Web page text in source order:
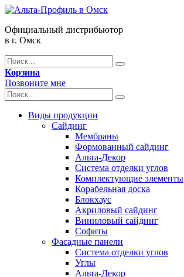
Официальный дистрибьютор
в г. Омск
Корзина
Позвоните мне
Виды продукции
Сайдинг
Мембраны
Формованный сайдинг
Альта-Декор
Система отделки углов
Комплектующие элементы
Корабельная доска
Блокхаус
Акриловый сайдинг
Виниловый сайдинг
Софиты
Фасадные панели
Система отделки углов
Углы
Альта-Декор